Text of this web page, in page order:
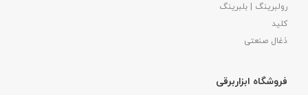
رولبرینگ | بلبرینگ
کلید
ذغال صنعتی
فروشگاه ابزاربرقی